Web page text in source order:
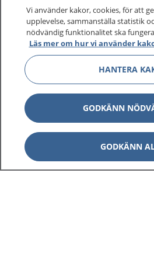
1177 på flera språk
Om 1177
Kontakt
Behandling av personuppgifter
Vi använder kakor, cookies, för att
upplevelse, sammanställa statistik
nödvändig funktionalitet ska
Läs mer om hur vi använder
HANTERA
GODKÄNN
GODKÄNN